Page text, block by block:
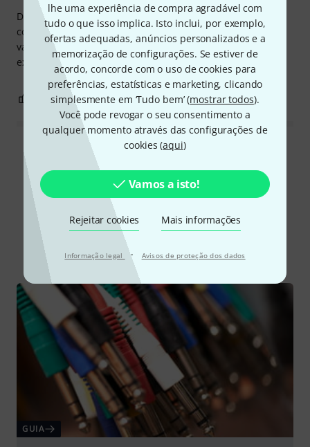
lhe uma experiência de compra agradável com
tudo o que isso implica. Isto inclui, por exemplo,
ofertas adequadas, anúncios personalizados e a
memorização de configurações. Se estiver de
acordo, concorde com o uso de cookies para
preferências, estatísticas e marketing, clicando
simplesmente em ‘Tudo bem’ (mostrar todos).
Você pode revogar o seu consentimento a
qualquer momento através das configurações de
cookies (aqui)
Vamos a isto!
Rejeitar cookies Mais informações
Informação legal · Avisos de proteção dos dados
Depois de um longo teste, só posso desaconselhar. Os
contatos voltam a se separar com muita facilidade, nem
vale a pena puxar o cabo rígido, mas o preço é claramente
exorbitante.
2 REPORTAR A CRÍTICA
Ler todas as reviews
Sabia?
Todos Guia Online
GUIA